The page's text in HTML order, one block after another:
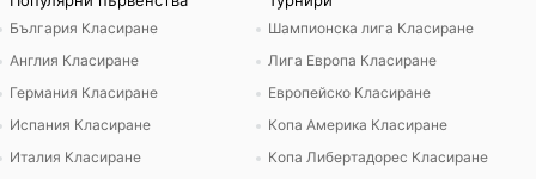
България Класиране
Англия Класиране
Германия Класиране
Испания Класиране
Италия Класиране
Шампионска лига Класиране
Лига Европа Класиране
Европейско Класиране
Копа Америка Класиране
Копа Либертадорес Класиране